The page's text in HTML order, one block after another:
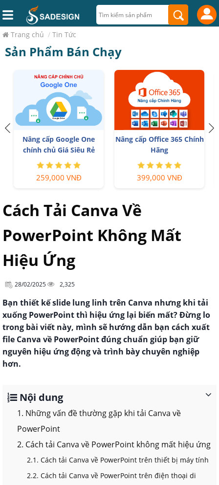
Trang chủ / Tin Tức
Sản Phẩm Bán Chạy
Nâng cấp Google One
chính chủ Giá Siêu Rẻ
259,000 VNĐ
Nâng cấp Office 365 Chính
Hãng
399,000 VNĐ
Cách Tải Canva Về
PowerPoint Không Mất
Hiệu Ứng
28/02/2025 2,325
Bạn thiết kế slide lung linh trên Canva nhưng khi tải
xuống PowerPoint thì hiệu ứng lại biến mất? Đừng lo
trong bài viết này, mình sẽ hướng dẫn bạn cách xuất
file Canva về PowerPoint đúng chuẩn giúp bạn giữ
nguyên hiệu ứng động và trình bày chuyên nghiệp
hơn.
Nội dung
1. Những vấn đề thường gặp khi tải Canva về
PowerPoint
2. Cách tải Canva về PowerPoint không mất hiệu ứng
2.1. Cách tải Canva về PowerPoint trên thiết bị máy tính
2.2. Cách tải Canva về PowerPoint trên điện thoại di